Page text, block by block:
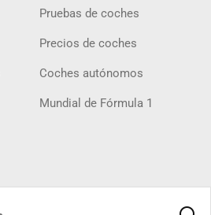
Pruebas de coches
Precios de coches
Coches autónomos
Mundial de Fórmula 1